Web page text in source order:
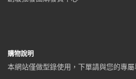
購物說明
本網站僅做型錄使用，下單請與您的專